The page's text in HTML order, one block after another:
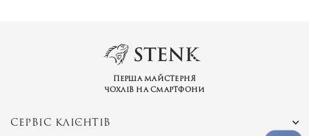
Ціна на старті продажів :
Бренд та модель
Серія пристрою :
Перша майстерня
чохлів на смартфони
СЕРВІС КЛІЄНТІВ